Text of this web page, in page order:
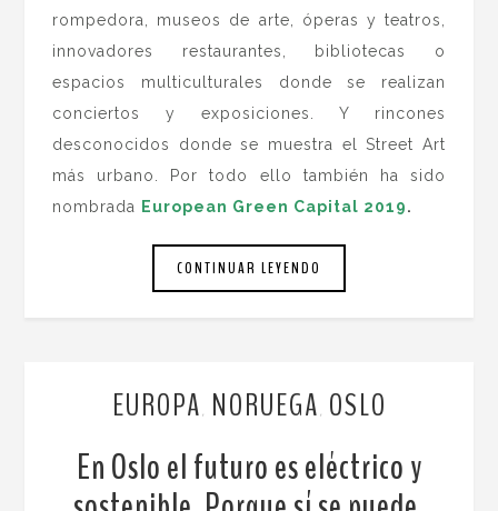
rompedora, museos de arte, óperas y teatros,
innovadores restaurantes, bibliotecas o
espacios multiculturales donde se realizan
conciertos y exposiciones. Y rincones
desconocidos donde se muestra el Street Art
más urbano. Por todo ello también ha sido
nombrada European Green Capital 2019.
CONTINUAR LEYENDO
EUROPA NORUEGA OSLO
En Oslo el futuro es eléctrico y